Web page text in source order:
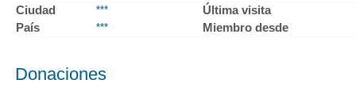
Ciudad
***
Última visita
País
*** Miembro desde
Donaciones